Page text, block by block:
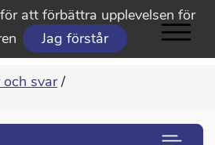
att förbättra upplevelsen för
Jag förstår
och svar /